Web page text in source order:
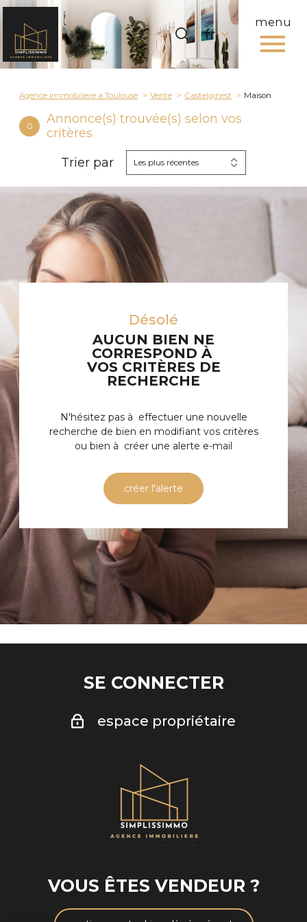
menu
Langue
fr
Accueil 0 Langue
fr
Agence immobiliere a Toulouse Vente Castelginest Maison
0
Annonce(s) trouvée(s) selon vos
critères
Trier par
Les plus récentes
Désolé
AUCUN BIEN NE
CORRESPOND À
VOS CRITÈRES DE
RECHERCHE
N'hésitez pas à effectuer une nouvelle
recherche de bien en modifiant vos critères
ou bien à créer une alerte e-mail
créer l'alerte
SE CONNECTER
espace propriétaire
VOUS ÊTES VENDEUR ?